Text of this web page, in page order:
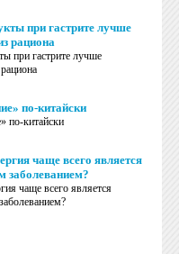
при гастрите лучше
рациона
при гастрите лучше
по-китайски
по-китайски
чаще всего является
заболеванием?
чаще всего является